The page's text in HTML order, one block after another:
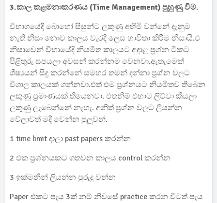
3.කාල කළමනාකරණය (Time Management) පුහුණු වීම.
විභාගයේදී බොහෝ සිසුන්ට ලකුණු අහිමි වන්නේ දැනුම
නැති නිසා නොව කාලය වැරදි ලෙස භාවිතා කිරීම නිසායි.එ
නිසාවෙන් විභායේදි නියමිත කාලයට අදාළ ප්‍රශ්න ටිකට
පිළිතුරු සපයලා අවසන් කරන්නම වෙනවා.ඇතැමෙක්
ශීෂ්‍යයන් සිදු කරන්නේ සමහර තමන් දන්නා ප්‍රශ්න වලට
විශාල කාලයක් ගන්නවා.එත් එම ප්‍රශ්නයට නියමිතව තිබෙන
ලකුණු ප්‍රමාණයක් තියෙනවා. එතනිම් එහාට ලිව්වා කියලා
ලකුණු ලැබෙන්නේ නැහැ. අනිත් ප්‍රශ්න වලට ලියන්න
වේලාවත් මදි වෙන්න පුලුවන්.
1 time limit දාලා past papers කරන්න
2 එක ප්‍රශ්නයකට ගතවන කාලය control කරන්න
3 ඉක්මනින් ලියන්න පුරුදු වන්න
Paper එකට පැය 3ක් නම් නිවසේ practice කරන විටත් පැය